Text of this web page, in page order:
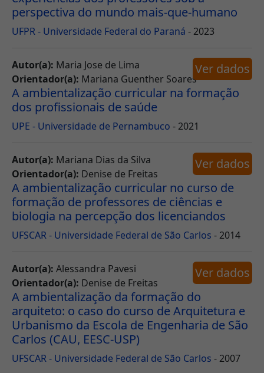
perspectiva do mundo mais-que-humano
UFPR - Universidade Federal do Paraná - 2023
Autor(a): Maria Jose de Lima
Orientador(a): Mariana Guenther Soares
A ambientalização curricular na formação
dos profissionais de saúde
UPE - Universidade de Pernambuco - 2021
Ver dados
Autor(a): Mariana Dias da Silva
Orientador(a): Denise de Freitas
A ambientalização curricular no curso de
formação de professores de ciências e
biologia na percepção dos licenciandos
UFSCAR - Universidade Federal de São Carlos - 2014
Ver dados
Autor(a): Alessandra Pavesi
Orientador(a): Denise de Freitas
A ambientalização da formação do
arquiteto: o caso do curso de Arquitetura e
Urbanismo da Escola de Engenharia de São
Carlos (CAU, EESC-USP)
UFSCAR - Universidade Federal de São Carlos - 2007
Ver dados